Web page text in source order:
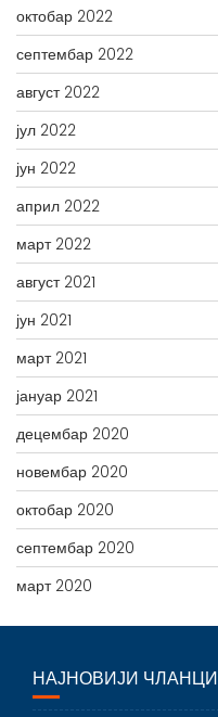
октобар 2022
септембар 2022
август 2022
јул 2022
јун 2022
април 2022
март 2022
август 2021
јун 2021
март 2021
јануар 2021
децембар 2020
новембар 2020
октобар 2020
септембар 2020
март 2020
НАЈНОВИЈИ ЧЛАНЦИ